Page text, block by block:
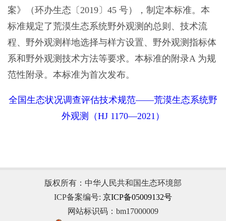
案》（环办生态〔2019〕45 号），制定本标准。本
标准规定了荒漠生态系统野外观测的总则、技术流
程、野外观测样地选择与样方设置、野外观测指标体
系和野外观测技术方法等要求。本标准的附录A 为规
范性附录。本标准为首次发布。
全国生态状况调查评估技术规范——荒漠生态系统野
外观测（HJ 1170—2021）
版权所有：中华人民共和国生态环境部
ICP备案编号: 京ICP备05009132号
网站标识码：bm17000009